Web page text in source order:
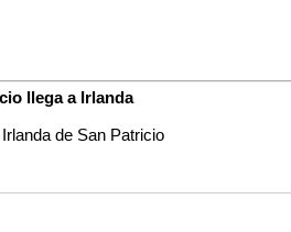
llega a Irlanda
de San Patricio